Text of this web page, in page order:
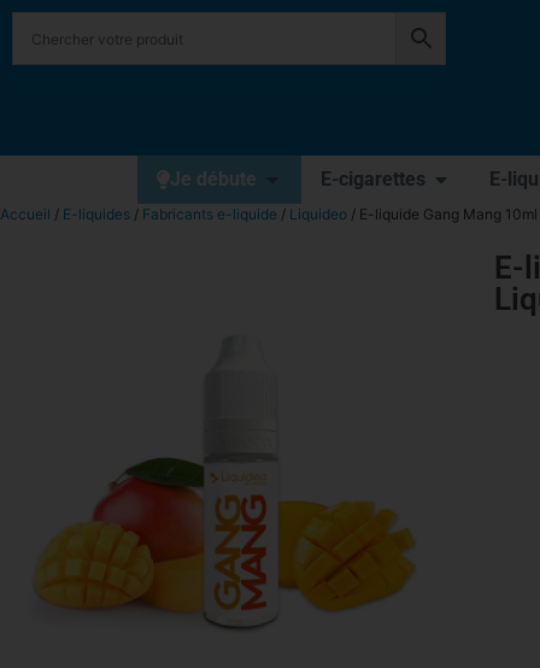
Je débute E-cigarettes E-
Accueil / E-liquides / Fabricants e-liquide / Liquideo / E-liquide Gang Mang
E-